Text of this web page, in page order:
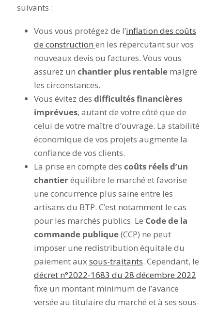
suivants :
Vous vous protégez de l’inflation des coûts
de construction en les répercutant sur vos
nouveaux devis ou factures. Vous vous
assurez un chantier plus rentable malgré
les circonstances.
Vous évitez des difficultés financières
imprévues, autant de votre côté que de
celui de votre maître d’ouvrage. La stabilité
économique de vos projets augmente la
confiance de vos clients.
La prise en compte des coûts réels d’un
chantieréquilibre le marché et favorise
une concurrence plus saine entre les
artisans du BTP. C’est notamment le cas
pour les marchés publics. Le Code de la
commande publique(CCP) ne peut
imposer une redistribution équitale du
paiement auxsous-traitants. Cependant, le
décret n°2022-1683 du 28 décembre 2022
fixe un montant minimum de l’avance
versée au titulaire du marché et à ses sous-